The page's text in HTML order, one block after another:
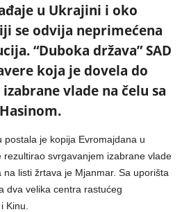
u Ukrajini i oko
se odvija neprimećena
“Duboka država” SAD
koja je dovela do
vlade na čelu sa
postala je kopija Evromajdana u
rezultirao svrgavanjem izabrane vlade
listi žrtava je Mjanmar. Sa uporišta
dva velika centra rastućeg
Kinu.